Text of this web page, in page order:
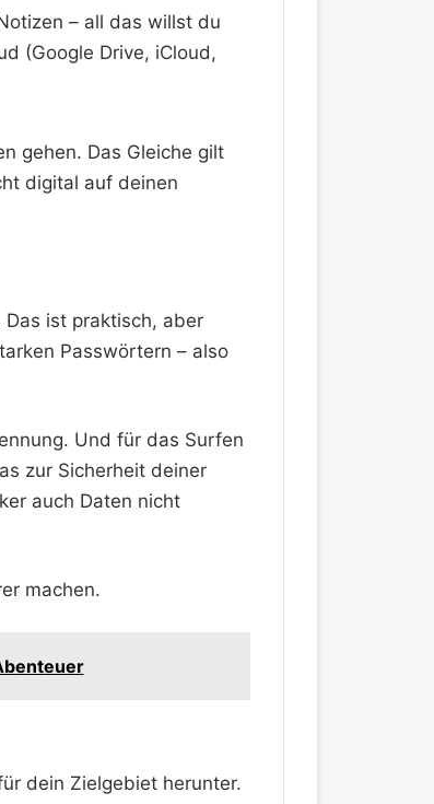
– all das willst du
(Google Drive, iCloud,
gehen. Das Gleiche gilt
digital auf deinen
ist praktisch, aber
Passwörtern – also
Und für das Surfen
zur Sicherheit deiner
auch Daten nicht
machen.
dein Zielgebiet herunter.